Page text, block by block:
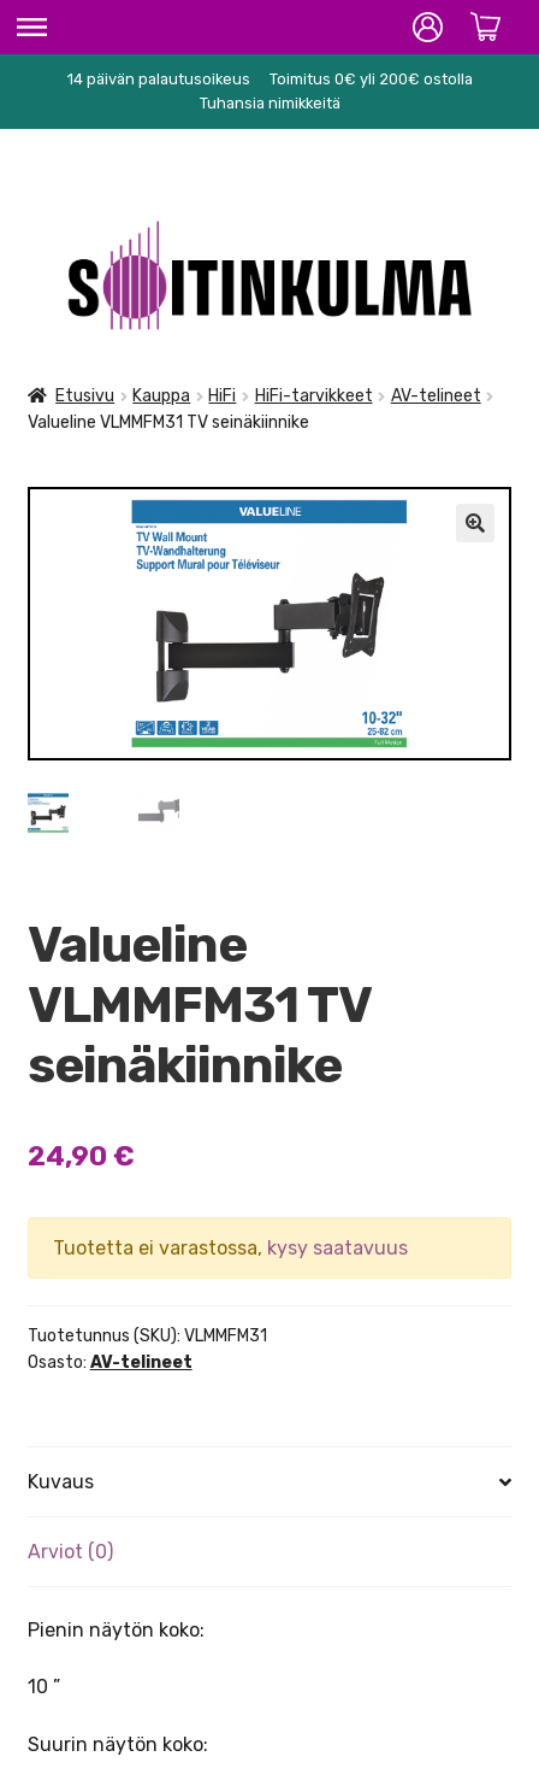
ETUSIVU
KARAOKE
NUOTIT
TARVIKKEET
SEKALAISET
14 päivän palautusoikeus
Toimitus 0€ yli 200€ ostolla
Tuhansia nimikkeitä
navigointiin
sisältöön
Etusivu Kauppa HiFi HiFi-tarvikkeet
AV-telineet
Valueline VLMMFM31 TV seinäkiinnike
Valueline
VLMMFM31 TV
seinäkiinnike
24,90 €
Tuotetta ei varastossa, kysy saatavuus
Tuotetunnus (SKU): VLMMFM31
Osasto: AV-telineet
Kuvaus
Arviot (0)
Pienin näytön koko:
10 ”
Suurin näytön koko: